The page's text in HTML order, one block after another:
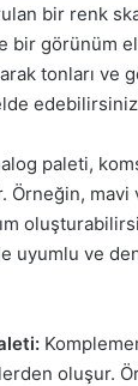
bir renk
bir görünüm
tonları ve
paleti,
Örneğin, mavi
uyumlu ve
oluşur.